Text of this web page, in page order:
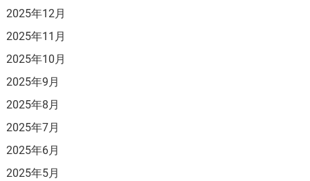
2025年12月
2025年11月
2025年10月
2025年9月
2025年8月
2025年7月
2025年6月
2025年5月